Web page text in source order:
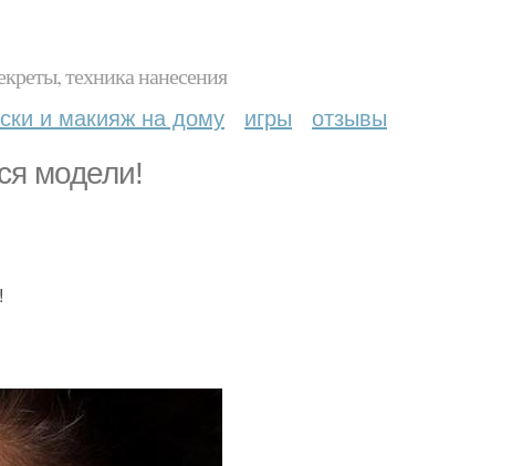
техника нанесения
и макияж на дому игры отзывы
модели!